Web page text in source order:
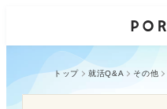
トップ 就活Q&A その他